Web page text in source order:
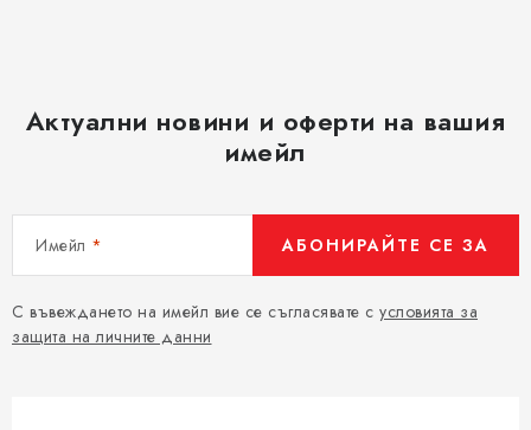
Актуални новини и оферти на вашия
имейл
Имейл
С въвеждането на имейл вие се съгласявате с условията за
защита на личните данни
АБОНИРАЙТЕ СЕ ЗА